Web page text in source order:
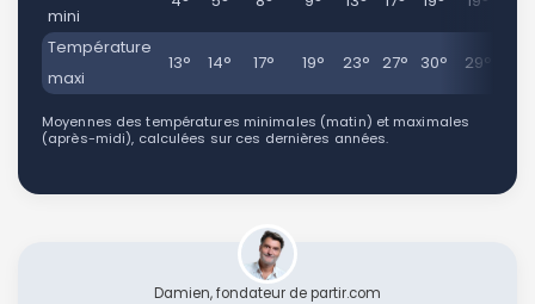
mini
Température
maxi
13° 14° 17° 19° 23° 27° 30° 29°
Moyennes des températures minimales (matin) et maximales
(après-midi), calculées sur ces dernières années.
Damien, fondateur de partir.com